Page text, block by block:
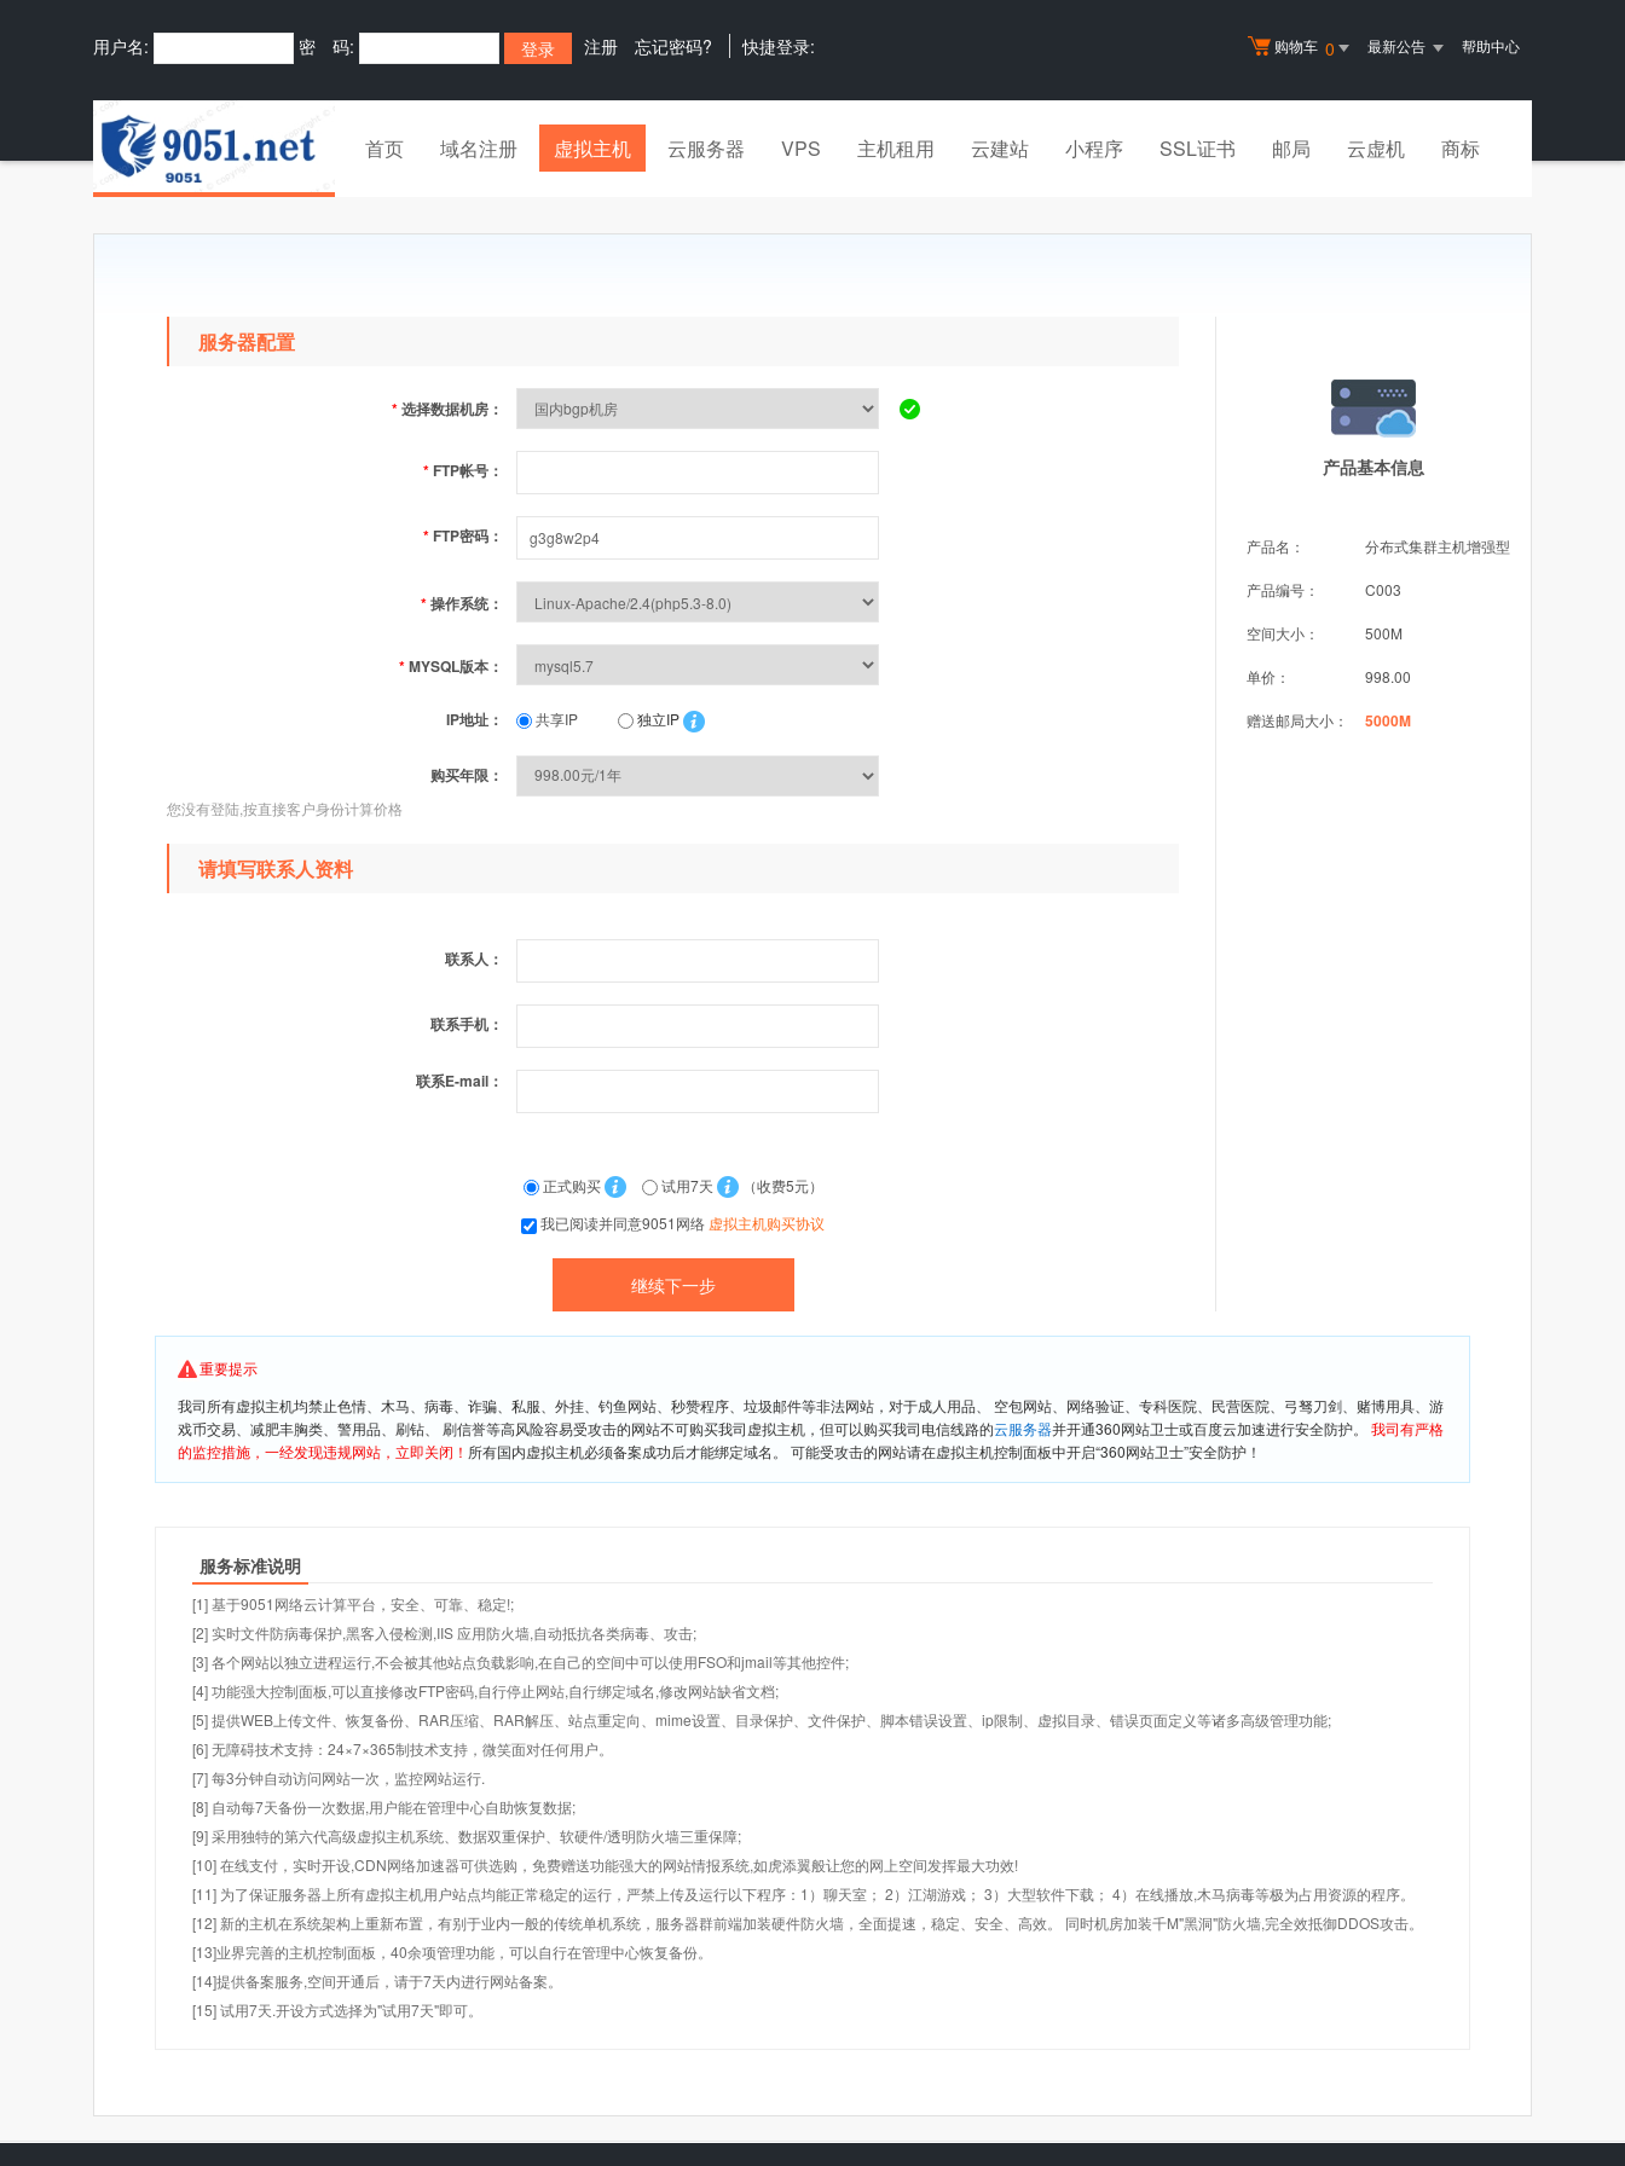
购物车 0 最新公告 帮助中心
用户名: 密 码: 注册 忘记密码? 快捷登录:
首页 域名注册 虚拟主机 云服务器 VPS 主机租用 云建站 小程序 SSL证书 邮局 云虚机 商标
产品基本信息
产品名： 分布式集群主机增强型
产品编号： C003
空间大小： 500M
单价： 998.00
赠送邮局大小： 5000M
服务器配置
*选择数据机房：
* FTP帐号：
* FTP密码：
*操作系统：
*MYSQL版本：
IP地址： 共享IP 独立IP
购买年限：
您没有登陆,按直接客户身份计算价格
请填写联系人资料
联系人：
联系手机：
联系E-mail：
正式购买 试用7天
（收费5元）
我已阅读并同意9051网络 虚拟主机购买协议
重要提示
我司所有虚拟主机均禁止色情、木马、病毒、诈骗、私服、外挂、钓鱼网站、秒赞程序、垃圾邮件等非法网站，对于成人用品、 空包网站、网络验证、专科医院、民营医院、弓驽刀剑、赌博用具、游
戏币交易、减肥丰胸类、警用品、刷钻、 刷信誉等高风险容易受攻击的网站不可购买我司虚拟主机，但可以购买我司电信线路的云服务器并开通360网站卫士或百度云加速进行安全防护。 我司有严格
的监控措施，一经发现违规网站，立即关闭！ 所有国内虚拟主机必须备案成功后才能绑定域名。 可能受攻击的网站请在虚拟主机控制面板中开启“360网站卫士”安全防护！
服务标准说明
[1] 基于9051网络云计算平台，安全、可靠、稳定!;
[2] 实时文件防病毒保护,黑客入侵检测,IIS 应用防火墙,自动抵抗各类病毒、攻击;
[3] 各个网站以独立进程运行,不会被其他站点负载影响,在自己的空间中可以使用FSO和jmail等其他控件;
[4] 功能强大控制面板,可以直接修改FTP密码,自行停止网站,自行绑定域名,修改网站缺省文档;
[5] 提供WEB上传文件、恢复备份、RAR压缩、RAR解压、站点重定向、mime设置、目录保护、文件保护、脚本错误设置、ip限制、虚拟目录、错误页面定义等诸多高级管理功能;
[6] 无障碍技术支持：24×7×365制技术支持，微笑面对任何用户。
[7] 每3分钟自动访问网站一次，监控网站运行.
[8] 自动每7天备份一次数据,用户能在管理中心自助恢复数据;
[9] 采用独特的第六代高级虚拟主机系统、数据双重保护、软硬件/透明防火墙三重保障;
[10] 在线支付，实时开设,CDN网络加速器可供选购，免费赠送功能强大的网站情报系统,如虎添翼般让您的网上空间发挥最大功效!
[11] 为了保证服务器上所有虚拟主机用户站点均能正常稳定的运行，严禁上传及运行以下程序：1）聊天室； 2）江湖游戏； 3）大型软件下载； 4）在线播放,木马病毒等极为占用资源的程序。
[12] 新的主机在系统架构上重新布置，有别于业内一般的传统单机系统，服务器群前端加装硬件防火墙，全面提速，稳定、安全、高效。 同时机房加装千M"黑洞"防火墙,完全效抵御DDOS攻击。
[13]业界完善的主机控制面板，40余项管理功能，可以自行在管理中心恢复备份。
[14]提供备案服务,空间开通后，请于7天内进行网站备案。
[15] 试用7天.开设方式选择为"试用7天"即可。